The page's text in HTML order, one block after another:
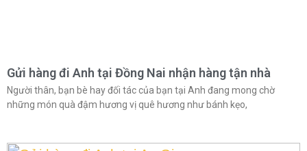
Gửi hàng đi Anh tại Đồng Nai nhận hàng tận nhà
Người thân, bạn bè hay đối tác của bạn tại Anh đang mong chờ
những món quà đậm hương vị quê hương như bánh kẹo,